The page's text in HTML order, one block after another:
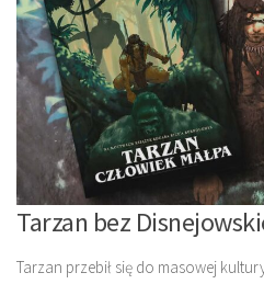
Tarzan bez
Tarzan przebił się do masowej